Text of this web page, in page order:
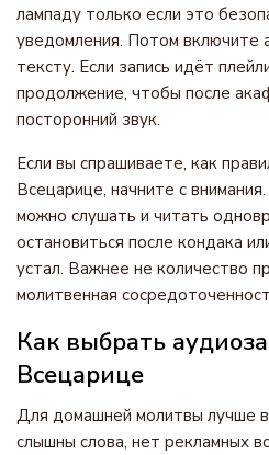
лампаду только если это
уведомления. Потом включите
тексту. Если запись идёт
продолжение, чтобы после
посторонний звук.
Если вы спрашиваете, как
Всецарице, начните с
можно слушать и читать
остановиться после кондака
устал. Важнее не количество
молитвенная
Как выбрать
Всецарице
Для домашней молитвы лучше
слышны слова, нет рекламных